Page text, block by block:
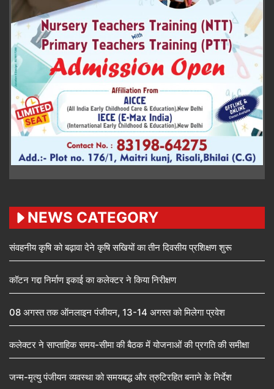
NEWS CATEGORY
संवहनीय कृषि को बढ़ावा देने कृषि सखियों का तीन दिवसीय प्रशिक्षण शुरू
कॉटन गद्दा निर्माण इकाई का कलेक्टर ने किया निरीक्षण
08 अगस्त तक ऑनलाइन पंजीयन, 13-14 अगस्त को मिलेगा प्रवेश
कलेक्टर ने साप्ताहिक समय-सीमा की बैठक में योजनाओं की प्रगति की समीक्षा
जन्म-मृत्यु पंजीयन व्यवस्था को समयबद्ध और त्रुटिरहित बनाने के निर्देश